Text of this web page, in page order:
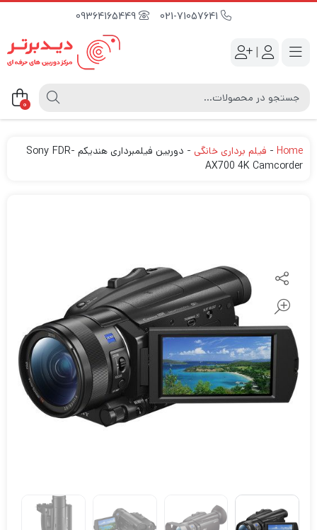
09364165449
|
0
Home
- فیلم برداری خانگی -
دوربین فیلمبرداری هندیکم Sony FDR-
AX700 4K Camcorder